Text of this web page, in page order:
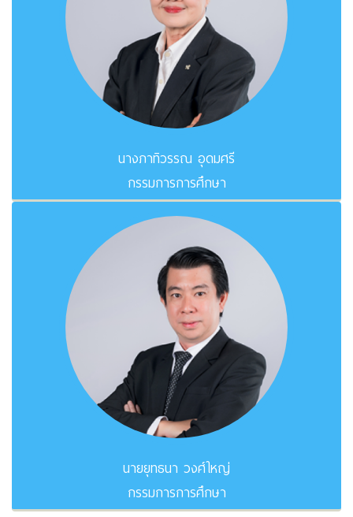
นางภาทิวรรณ อุดมศรี
กรรมการการศึกษา
นายยุทธนา วงศ์ใหญ่
กรรมการการศึกษา